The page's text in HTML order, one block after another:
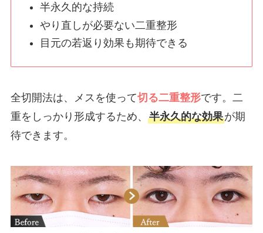
半永久的な持続
やり直しが必要ない二重整形
目元の若返り効果も期待できる
全切開法は、メスを使って切る二重整形です。二
重をしっかり形成するため、 半永久的な効果が期
待できます。